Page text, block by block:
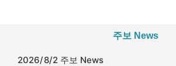
주보 News
2026/8/2 주보 News